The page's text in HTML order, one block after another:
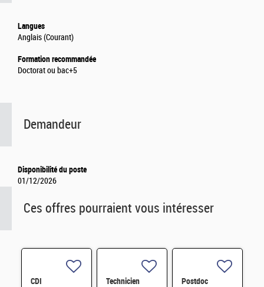
Langues
Anglais (Courant)
Formation recommandée
Doctorat ou bac+5
Demandeur
Disponibilité du poste
01/12/2026
Ces offres pourraient vous intéresser
CDI Technicien Postdoc